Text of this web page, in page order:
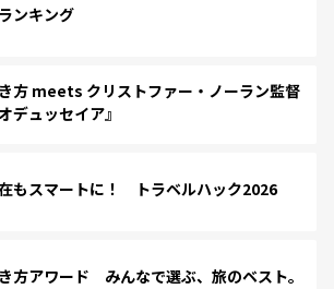
ンキング
方 meets クリストファー・ノーラン監督
デュッセイア』
もスマートに！ トラベルハック2026
方アワード みんなで選ぶ、旅のベスト。